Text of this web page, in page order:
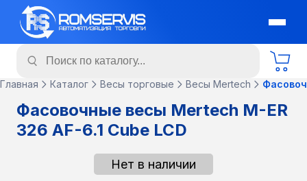
Главная Каталог Весы торговые Весы Mertech
Фасовочные весы Mertech M-ER
326 AF-6.1 Cube LCD
Нет в наличии